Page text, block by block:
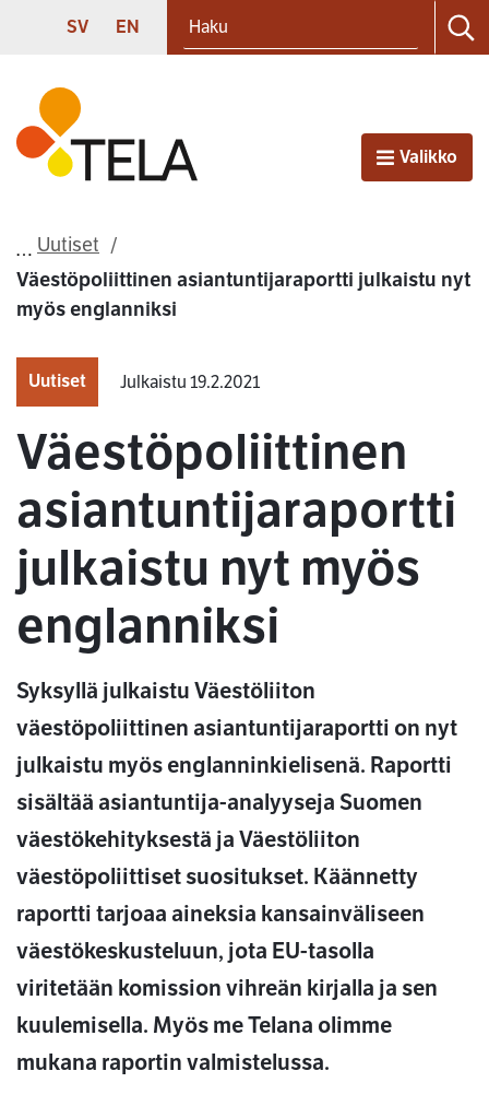
Siirry sisältöön
SVENSKA
SV ENGLISH
EN
Etusivu
AvaaValikko
Uutiset
Väestöpoliittinen asiantuntijaraportti julkaistu nyt
myös englanniksi
Uutiset Julkaistu 19.2.2021
Väestöpoliittinen
asiantuntijaraportti
julkaistu nyt myös
englanniksi
Syksyllä julkaistu Väestöliiton
väestöpoliittinen asiantuntijaraportti on nyt
julkaistu myös englanninkielisenä. Raportti
sisältää asiantuntija-analyyseja Suomen
väestökehityksestä ja Väestöliiton
väestöpoliittiset suositukset. Käännetty
raportti tarjoaa aineksia kansainväliseen
väestökeskusteluun, jota EU-tasolla
viritetään komission vihreän kirjalla ja sen
kuulemisella. Myös me Telana olimme
mukana raportin valmistelussa.